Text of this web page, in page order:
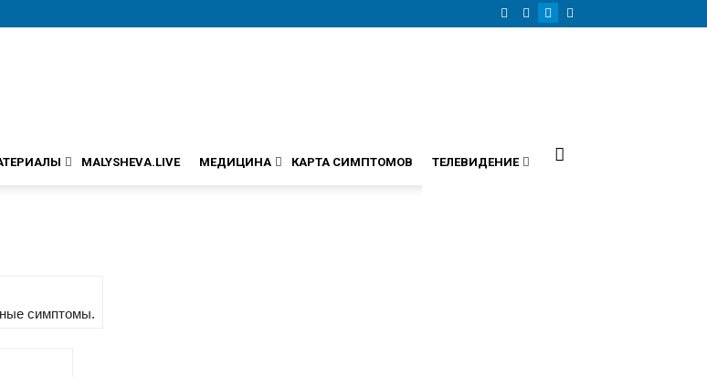
MALYSHEVA.LIVE МЕДИЦИНА КАРТА СИМПТОМОВ ТЕЛЕВИДЕНИЕ
симптомы.